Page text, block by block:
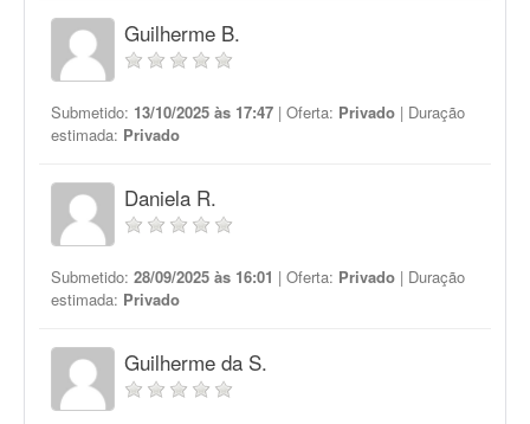
Guilherme B.
Submetido: 13/10/2025 às 17:47 | Oferta: Privado | Duração
estimada: Privado
Daniela R.
Submetido: 28/09/2025 às 16:01 | Oferta: Privado | Duração
estimada: Privado
Guilherme da S.